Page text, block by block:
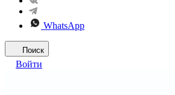
WhatsApp
Поиск
Войти